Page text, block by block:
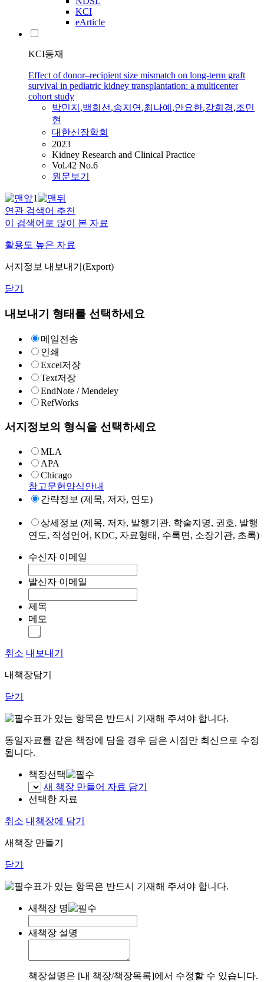
KCI
eArticle
KCI등재
Effect of donor–recipient size mismatch on long-term graft
survival in pediatric kidney transplantation: a multicenter
cohort study
박민지 ,백희선,송지연,최나예 ,안요한,강희경,조민
현
대한신장학회
2023
Kidney Research and Clinical Practice
Vol.42 No.6
원문보기
1
연관 검색어 추천
이 검색어로 많이 본 자료
활용도 높은 자료
서지정보 내보내기(Export)
닫기
내보내기 형태를 선택하세요
메일전송
인쇄
Excel저장
Text저장
EndNote / Mendeley
RefWorks
서지정보의 형식을 선택하세요
MLA
APA
Chicago
참고문헌양식안내
간략정보 (제목, 저자, 연도)
상세정보 (제목, 저자, 발행기관, 학술지명, 권호, 발행
연도, 작성언어, KDC, 자료형태, 수록면, 소장기관, 초록)
수신자 이메일
발신자 이메일
제목
메모
취소 내보내기
내책장담기
닫기
표가 있는 항목은 반드시 기재해 주셔야 합니다.
동일자료를 같은 책장에 담을 경우 담은 시점만 최신으로 수정
됩니다.
책장선택
새 책장 만들어 자료 담기
선택한 자료
취소 내책장에 담기
새책장 만들기
닫기
표가 있는 항목은 반드시 기재해 주셔야 합니다.
새책장 명
새책장 설명
책장설명은 [내 책장/책장목록]에서 수정할 수 있습니다.